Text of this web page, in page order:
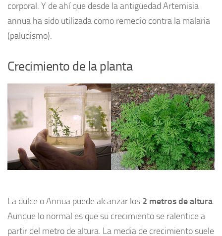
corporal. Y de ahí que desde la antigüedad Artemisia
annua ha sido utilizada como remedio contra la malaria
(paludismo).
Crecimiento de la planta
La dulce o Annua puede alcanzar los 2 metros de altura.
Aunque lo normal es que su crecimiento se ralentice a
partir del metro de altura. La media de crecimiento suele